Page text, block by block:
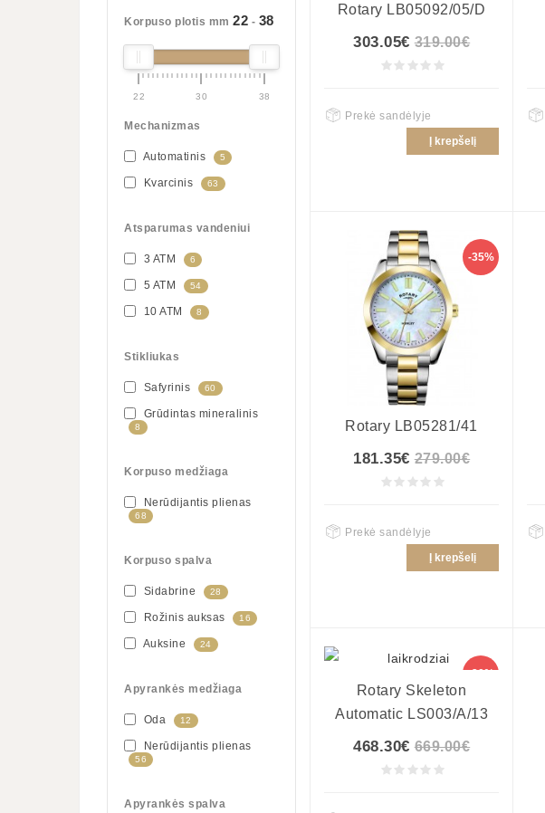
Korpuso plotis mm 22 - 38
22 30 38
Mechanizmas
Automatinis 5
Kvarcinis 63
Atsparumas vandeniui
3 ATM 6
5 ATM 54
10 ATM 8
Stikliukas
Safyrinis 60
Grūdintas mineralinis
8
Korpuso medžiaga
Nerūdijantis plienas
68
Korpuso spalva
Sidabrine 28
Rožinis auksas 16
Auksine 24
Apyrankės medžiaga
Oda 12
Nerūdijantis plienas
56
Apyrankės spalva
Rotary LB05092/05/D
303.05€ 319.00€
Prekė sandėlyje
Į krepšelį
-35%
Rotary LB05281/41
181.35€ 279.00€
Prekė sandėlyje
Į krepšelį
-30%
Rotary Skeleton
Automatic LS003/A/13
468.30€ 669.00€